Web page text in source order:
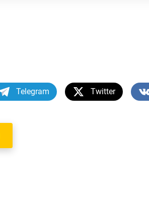
Telegram Twitter